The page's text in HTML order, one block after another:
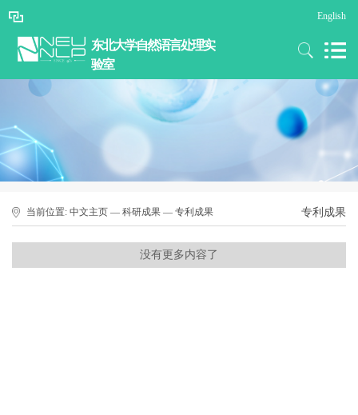
东北大学自然语言处理实
验室
English
当前位置: 中文主页 — 科研成果 — 专利成果 专利成果
没有更多内容了